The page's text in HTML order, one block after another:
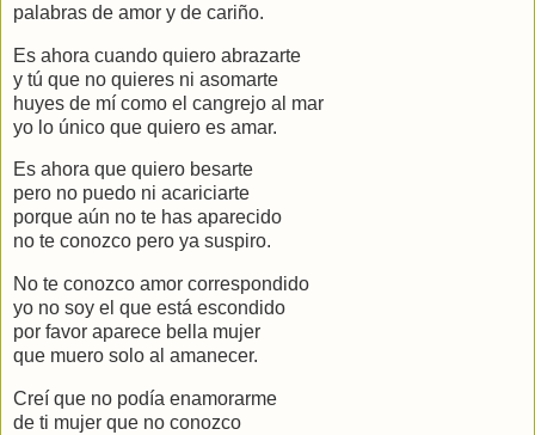
palabras de amor y de cariño.
Es ahora cuando quiero abrazarte
y tú que no quieres ni asomarte
huyes de mí como el cangrejo al mar
yo lo único que quiero es amar.
Es ahora que quiero besarte
pero no puedo ni acariciarte
porque aún no te has aparecido
no te conozco pero ya suspiro.
No te conozco amor correspondido
yo no soy el que está escondido
por favor aparece bella mujer
que muero solo al amanecer.
Creí que no podía enamorarme
de ti mujer que no conozco